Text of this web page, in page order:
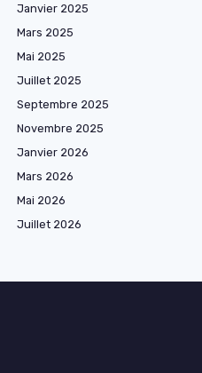
Janvier 2025
Mars 2025
Mai 2025
Juillet 2025
Septembre 2025
Novembre 2025
Janvier 2026
Mars 2026
Mai 2026
Juillet 2026